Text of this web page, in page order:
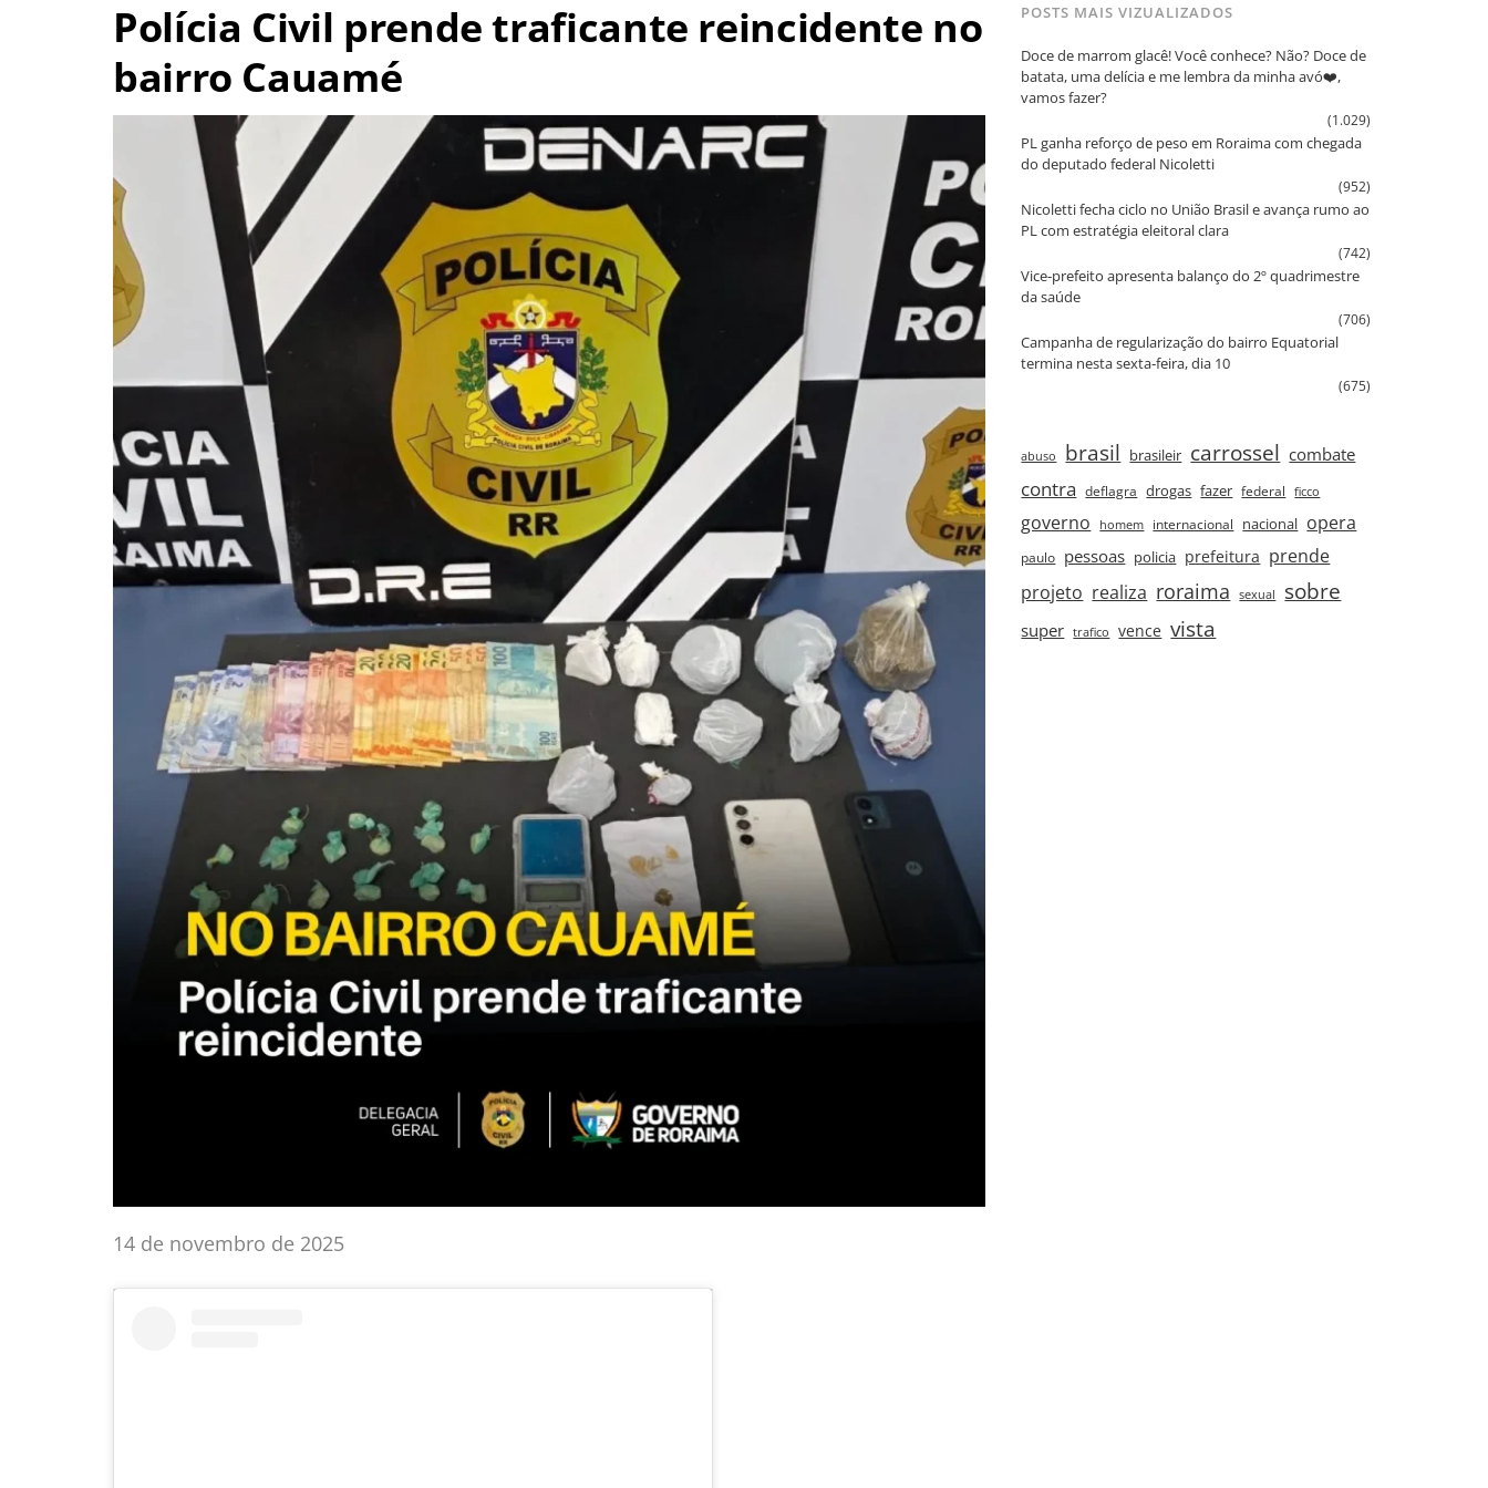
Polícia Civil prende traficante reincidente no
bairro Cauamé
14 de novembro de 2025
POSTS MAIS VIZUALIZADOS
Doce de marrom glacê! Você conhece? Não? Doce de
batata, uma delícia e me lembra da minha avó❤️,
vamos fazer?
(1.029)
PL ganha reforço de peso em Roraima com chegada
do deputado federal Nicoletti
(952)
Nicoletti fecha ciclo no União Brasil e avança rumo ao
PL com estratégia eleitoral clara
(742)
Vice‑prefeito apresenta balanço do 2º quadrimestre
da saúde
(706)
Campanha de regularização do bairro Equatorial
termina nesta sexta‑feira, dia 10
(675)
abuso brasil brasileir carrossel combate
contra deflagra drogas fazer federal ficco
governo homem internacional nacional opera
paulo pessoas policia prefeitura prende
projeto realiza roraima sexual sobre
super trafico vence vista